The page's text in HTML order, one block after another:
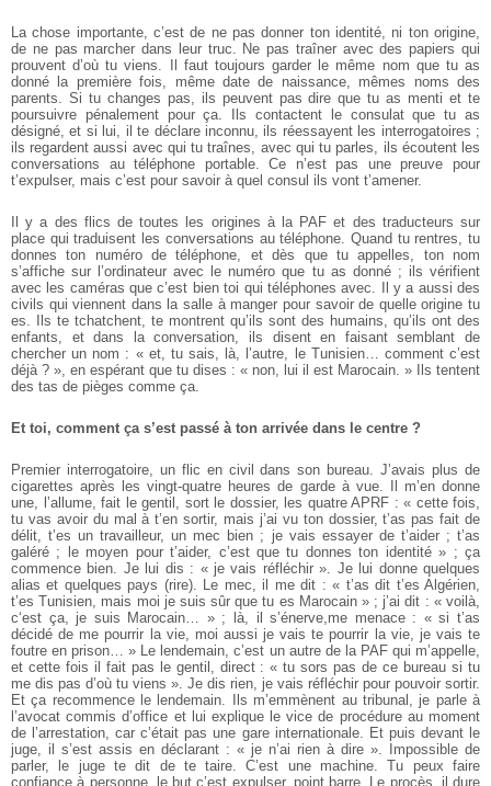
La chose importante, c’est de ne pas donner ton identité, ni ton origine,
de ne pas marcher dans leur truc. Ne pas traîner avec des papiers qui
prouvent d’où tu viens. Il faut toujours garder le même nom que tu as
donné la première fois, même date de naissance, mêmes noms des
parents. Si tu changes pas, ils peuvent pas dire que tu as menti et te
poursuivre pénalement pour ça. Ils contactent le consulat que tu as
désigné, et si lui, il te déclare inconnu, ils réessayent les interrogatoires ;
ils regardent aussi avec qui tu traînes, avec qui tu parles, ils écoutent les
conversations au téléphone portable. Ce n’est pas une preuve pour
t’expulser, mais c’est pour savoir à quel consul ils vont t’amener.
Il y a des flics de toutes les origines à la PAF et des traducteurs sur
place qui traduisent les conversations au téléphone. Quand tu rentres, tu
donnes ton numéro de téléphone, et dès que tu appelles, ton nom
s’affiche sur l’ordinateur avec le numéro que tu as donné ; ils vérifient
avec les caméras que c’est bien toi qui téléphones avec. Il y a aussi des
civils qui viennent dans la salle à manger pour savoir de quelle origine tu
es. Ils te tchatchent, te montrent qu’ils sont des humains, qu’ils ont des
enfants, et dans la conversation, ils disent en faisant semblant de
chercher un nom : « et, tu sais, là, l’autre, le Tunisien… comment c’est
déjà ? », en espérant que tu dises : « non, lui il est Marocain. » Ils tentent
des tas de pièges comme ça.
Et toi, comment ça s’est passé à ton arrivée dans le centre ?
Premier interrogatoire, un flic en civil dans son bureau. J’avais plus de
cigarettes après les vingt-quatre heures de garde à vue. Il m’en donne
une, l’allume, fait le gentil, sort le dossier, les quatre APRF : « cette fois,
tu vas avoir du mal à t’en sortir, mais j’ai vu ton dossier, t’as pas fait de
délit, t’es un travailleur, un mec bien ; je vais essayer de t’aider ; t’as
galéré ; le moyen pour t’aider, c’est que tu donnes ton identité » ; ça
commence bien. Je lui dis : « je vais réfléchir ». Je lui donne quelques
alias et quelques pays (rire). Le mec, il me dit : « t’as dit t’es Algérien,
t’es Tunisien, mais moi je suis sûr que tu es Marocain » ; j’ai dit : « voilà,
c‘est ça, je suis Marocain… » ; là, il s’énerve,me menace : « si t’as
décidé de me pourrir la vie, moi aussi je vais te pourrir la vie, je vais te
foutre en prison… » Le lendemain, c’est un autre de la PAF qui m’appelle,
et cette fois il fait pas le gentil, direct : « tu sors pas de ce bureau si tu
me dis pas d’où tu viens ». Je dis rien, je vais réfléchir pour pouvoir sortir.
Et ça recommence le lendemain. Ils m’emmènent au tribunal, je parle à
l’avocat commis d’office et lui explique le vice de procédure au moment
de l’arrestation, car c’était pas une gare internationale. Et puis devant le
juge, il s’est assis en déclarant : « je n’ai rien à dire ». Impossible de
parler, le juge te dit de te taire. C’est une machine. Tu peux faire
confiance à personne, le but c’est expulser, point barre. Le procès, il dure